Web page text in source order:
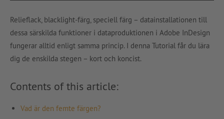
Relieflack, blacklight-färg, speciell färg – datainstallationen till
dessa särskilda funktioner i dataproduktionen i Adobe InDesign
fungerar alltid enligt samma princip. I denna Tutorial får du lära
dig de enskilda stegen – kort och koncist.
Contents of this article:
Vad är den femte färgen?